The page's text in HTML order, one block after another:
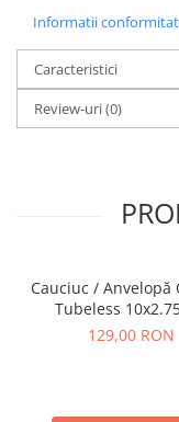
Informatii
Caracteristici
Review-uri(0)
Cauciuc / Anvelopă
Tubeless
KuKirin G2/G2
129,00 RON